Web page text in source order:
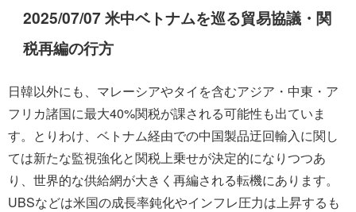
2025/07/07 米中ベトナムを巡る貿易協議・関
税再編の行方
日韓以外にも、マレーシアやタイを含むアジア・中東・ア
フリカ諸国に最大40%関税が課される可能性も出ていま
す。とりわけ、ベトナム経由での中国製品迂回輸入に関し
ては新たな監視強化と関税上乗せが決定的になりつつあ
り、世界的な供給網が大きく再編される転機にあります。
UBSなどは米国の成長率鈍化やインフレ圧力は上昇するも